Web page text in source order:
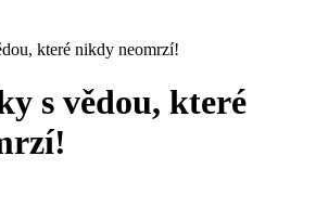
které nikdy neomrzí!
s vědou, které